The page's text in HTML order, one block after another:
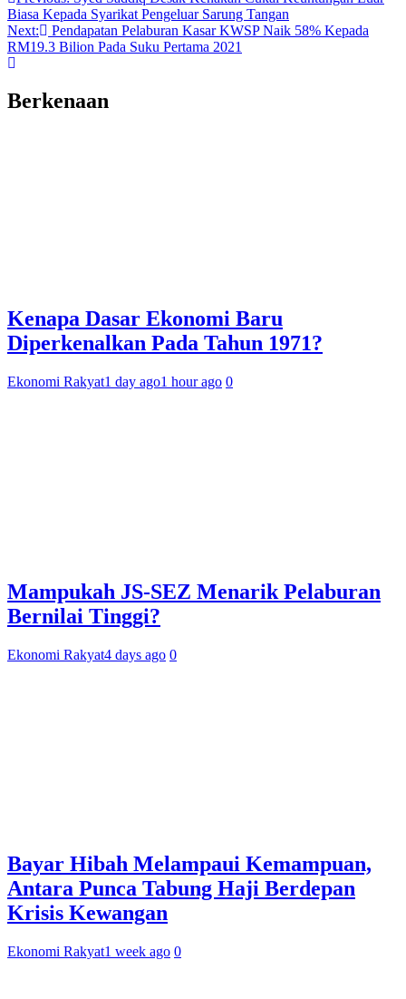
Biasa Kepada Syarikat Pengeluar Sarung Tangan
Next:
Pendapatan Pelaburan Kasar KWSP Naik 58% Kepada
RM19.3 Bilion Pada Suku Pertama 2021
Berkenaan
Kenapa Dasar Ekonomi Baru
Diperkenalkan Pada Tahun 1971?
Ekonomi Rakyat1 day ago1 hour ago 0
Mampukah JS-SEZ Menarik Pelaburan
Bernilai Tinggi?
Ekonomi Rakyat4 days ago 0
Bayar Hibah Melampaui Kemampuan,
Antara Punca Tabung Haji Berdepan
Krisis Kewangan
Ekonomi Rakyat1 week ago 0